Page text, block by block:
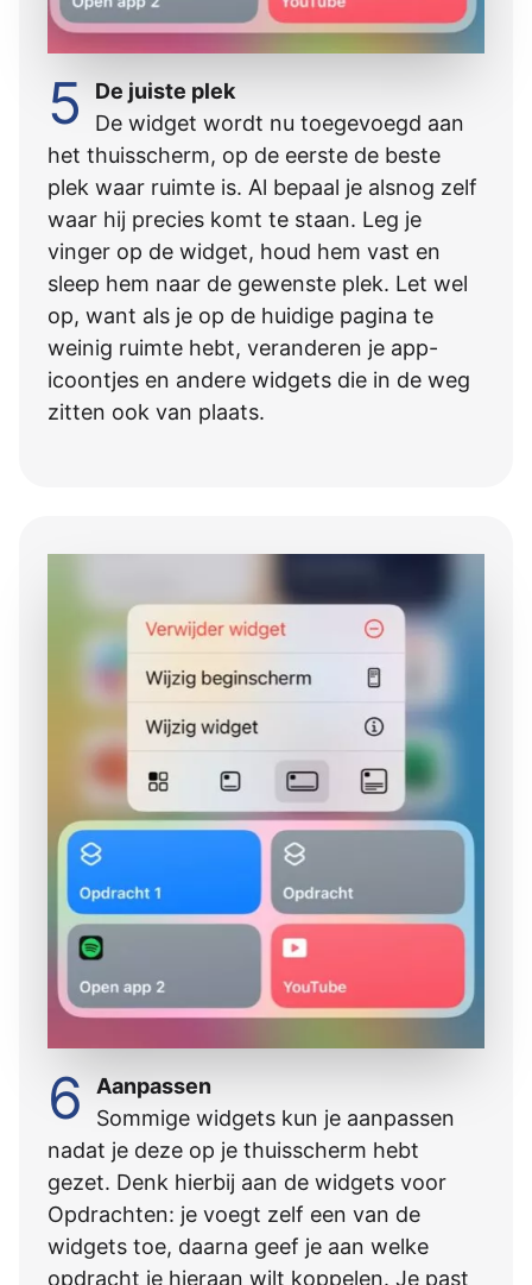
5
De juiste plek
De widget wordt nu toegevoegd aan
het thuisscherm, op de eerste de beste
plek waar ruimte is. Al bepaal je alsnog zelf
waar hij precies komt te staan. Leg je
vinger op de widget, houd hem vast en
sleep hem naar de gewenste plek. Let wel
op, want als je op de huidige pagina te
weinig ruimte hebt, veranderen je app-
icoontjes en andere widgets die in de weg
zitten ook van plaats.
6
Aanpassen
Sommige widgets kun je aanpassen
nadat je deze op je thuisscherm hebt
gezet. Denk hierbij aan de widgets voor
Opdrachten: je voegt zelf een van de
widgets toe, daarna geef je aan welke
opdracht je hieraan wilt koppelen. Je past